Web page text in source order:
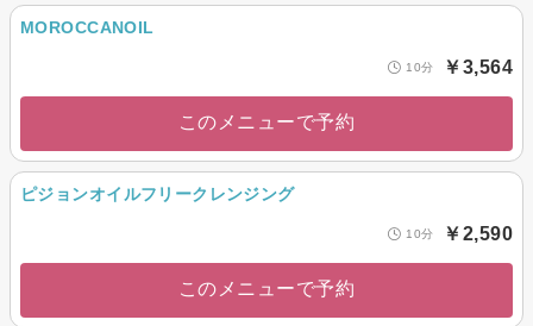
MOROCCANOIL
10分 ￥3,564
このメニューで予約
ピジョンオイルフリークレンジング
10分 ￥2,590
このメニューで予約